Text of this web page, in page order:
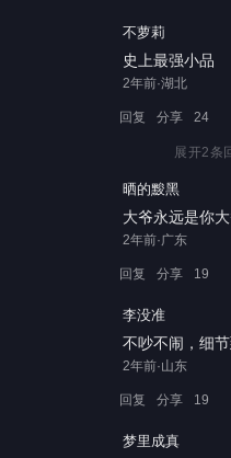
不萝莉
史上最强小品
2年前·湖北
24
分享
回复
展开2条
晒的黢黑
大爷永远是你
2年前·广东
19
分享
回复
李没准
不吵不闹，细节
2年前·山东
19
分享
回复
梦里成真